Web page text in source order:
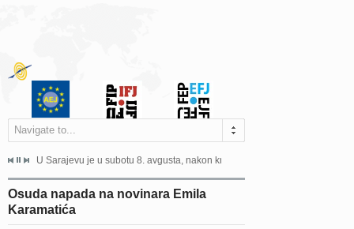
Navigate to...
na zahtjeve za pristup informacijama u zakonskom...
U Sarajevu je u subotu 8. avgusta, nakon kraće bolesti, preminuo
Osuda napada na novinara Emila
Karamatića